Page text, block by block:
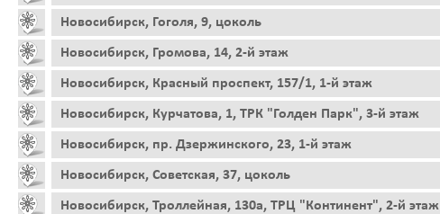
Новосибирск, Гоголя, 9, цоколь
Новосибирск, Громова, 14, 2-й этаж
Новосибирск, Красный проспект, 157/1, 1-й этаж
Новосибирск, Курчатова, 1, ТРК "Голден Парк", 3-й этаж
Новосибирск, пр. Дзержинского, 23, 1-й этаж
Новосибирск, Советская, 37, цоколь
Новосибирск, Троллейная, 130а, ТРЦ "Континент", 2-й этаж